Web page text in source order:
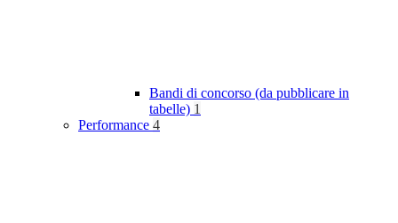
Bandi di concorso (da pubblicare in
tabelle) 1
Performance 4